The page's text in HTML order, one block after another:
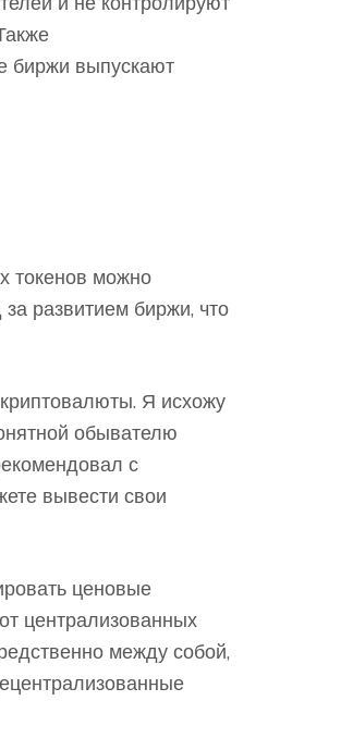
биржи выпускают
токенов можно
за развитием биржи, что
Я исхожу
обывателю
с
вывести свои
ценовые
централизованных
между собой,